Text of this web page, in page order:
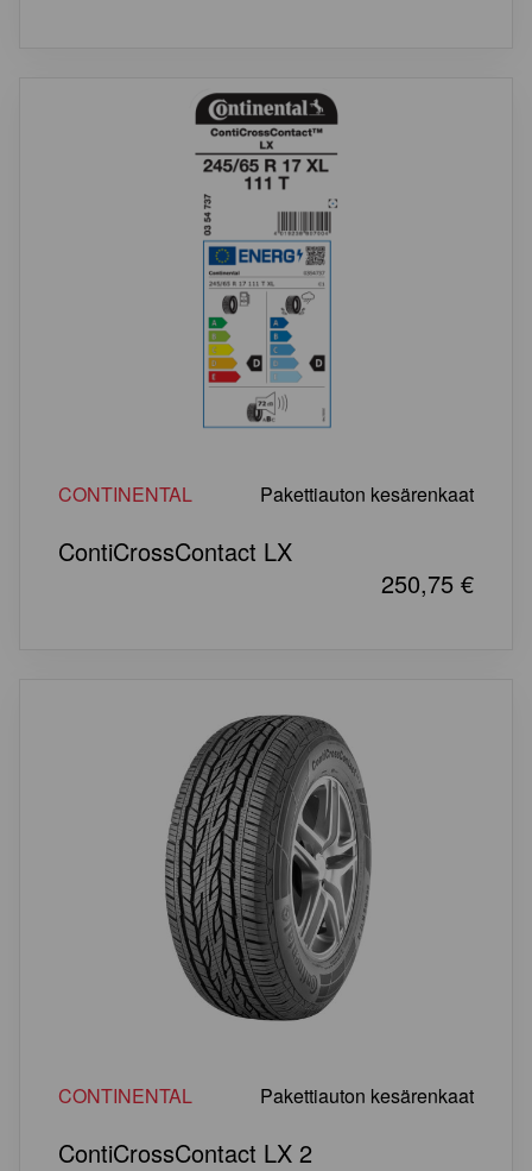
CONTINENTAL Pakettiauton kesärenkaat
ContiCrossContact LX
250,75 €
CONTINENTAL Pakettiauton kesärenkaat
ContiCrossContact LX 2